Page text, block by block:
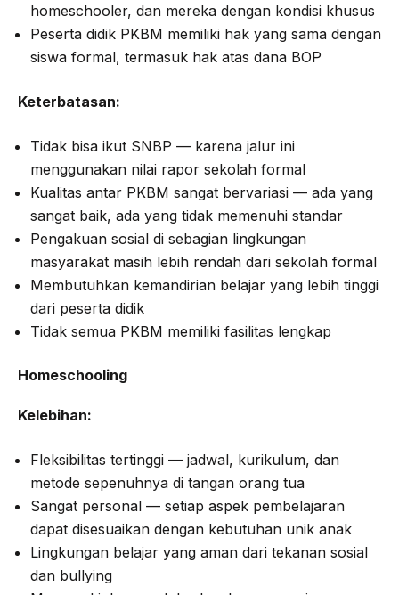
homeschooler, dan mereka dengan kondisi khusus
Peserta didik PKBM memiliki hak yang sama dengan
siswa formal, termasuk hak atas dana BOP
Keterbatasan:
Tidak bisa ikut SNBP — karena jalur ini
menggunakan nilai rapor sekolah formal
Kualitas antar PKBM sangat bervariasi — ada yang
sangat baik, ada yang tidak memenuhi standar
Pengakuan sosial di sebagian lingkungan
masyarakat masih lebih rendah dari sekolah formal
Membutuhkan kemandirian belajar yang lebih tinggi
dari peserta didik
Tidak semua PKBM memiliki fasilitas lengkap
Homeschooling
Kelebihan:
Fleksibilitas tertinggi — jadwal, kurikulum, dan
metode sepenuhnya di tangan orang tua
Sangat personal — setiap aspek pembelajaran
dapat disesuaikan dengan kebutuhan unik anak
Lingkungan belajar yang aman dari tekanan sosial
dan bullying